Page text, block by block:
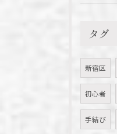
タグ
新宿区
初心者
手結び